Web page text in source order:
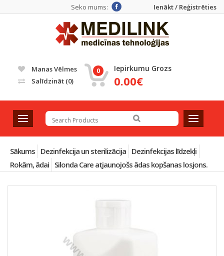
Ienākt / Reģistrēties
Seko mums:
Manas Vēlmes
Salīdzināt (0)
0 Iepirkumu Grozs
0.00€
T
o
g
g
e
T
o
g
g
l
e
Sākums Dezinfekcija un sterilizācija Dezinfekcijas līdzekļi
Rokām, ādai Silonda Care atjaunojošs ādas kopšanas losjons.